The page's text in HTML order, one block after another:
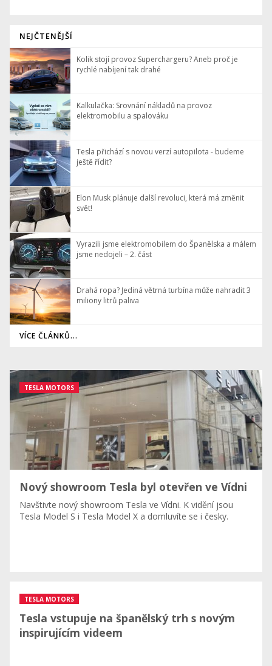
NEJČTENĚJŠÍ
Kolik stojí provoz Superchargeru? Aneb proč je
rychlé nabíjení tak drahé
Kalkulačka: Srovnání nákladů na provoz
elektromobilu a spalováku
Tesla přichází s novou verzí autopilota - budeme
ještě řídit?
Elon Musk plánuje další revoluci, která má změnit
svět!
Vyrazili jsme elektromobilem do Španělska a málem
jsme nedojeli – 2. část
Drahá ropa? Jediná větrná turbína může nahradit 3
miliony litrů paliva
VÍCE ČLÁNKŮ...
Nový showroom Tesla byl otevřen ve Vídni
Navštivte nový showroom Tesla ve Vídni. K vidění jsou
Tesla Model S i Tesla Model X a domluvíte se i česky.
TESLA MOTORS
Tesla vstupuje na španělský trh s novým
inspirujícím videem
TESLA MOTORS